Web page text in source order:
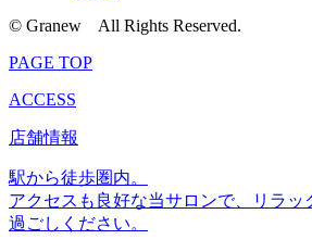
© Granew All Rights Reserved.
PAGE TOP
ACCESS
店舗情報
駅から徒歩圏内。
アクセスも良好な当サロンで、リラッ
過ごしください。